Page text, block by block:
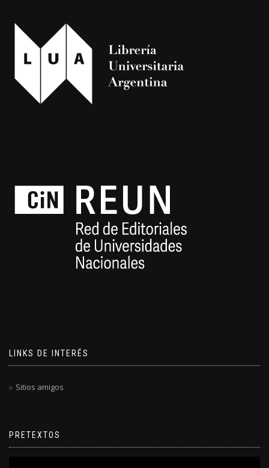
LINKS DE INTERÉS
Sitios amigos
PRETEXTOS